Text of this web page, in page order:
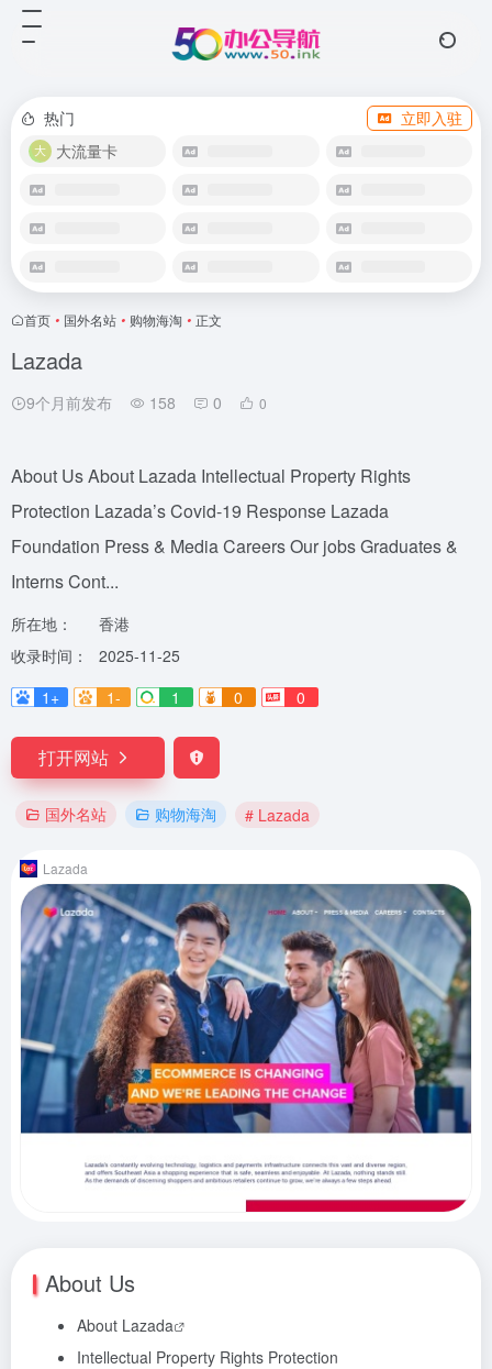
热门
立即入驻
大流量卡
首页 • 国外名站 • 购物海淘 • 正文
Lazada
9个月前发布 158 0 0
About Us About Lazada Intellectual Property Rights
Protection Lazada’s Covid-19 Response Lazada
Foundation Press & Media Careers Our jobs Graduates &
Interns Cont...
所在地：
香港
收录时间：
2025-11-25
1+
1- 1 0 0
打开网站
国外名站 购物海淘 # Lazada
Lazada
About Us
About Lazada
Intellectual Property Rights Protection